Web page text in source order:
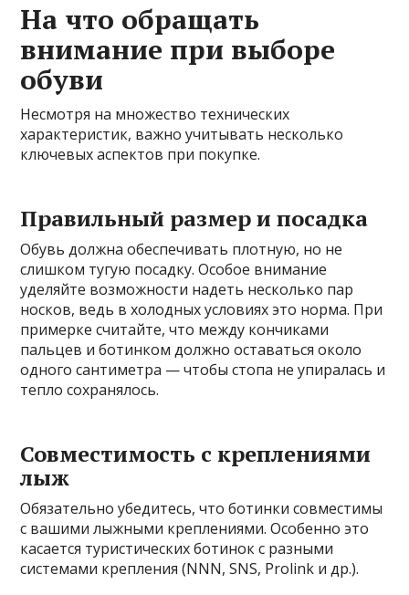
На что обращать
внимание при выборе
обуви
Несмотря на множество технических
характеристик, важно учитывать несколько
ключевых аспектов при покупке.
Правильный размер и посадка
Обувь должна обеспечивать плотную, но не
слишком тугую посадку. Особое внимание
уделяйте возможности надеть несколько пар
носков, ведь в холодных условиях это норма. При
примерке считайте, что между кончиками
пальцев и ботинком должно оставаться около
одного сантиметра — чтобы стопа не упиралась и
тепло сохранялось.
Совместимость с креплениями
лыж
Обязательно убедитесь, что ботинки совместимы
с вашими лыжными креплениями. Особенно это
касается туристических ботинок с разными
системами крепления (NNN, SNS, Prolink и др.).